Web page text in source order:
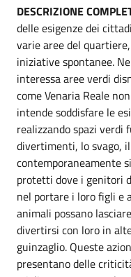
DESCRIZIONE
delle esigenze dei
varie aree del
iniziative spontanee.
interessa aree verdi
come Venaria Reale
intende soddisfare le
realizzando spazi verdi
divertimenti, lo svago,
contemporaneamente
protetti dove i genitori
nel portare i loro figli e
animali possano
divertirsi con loro in
guinzaglio. Queste
presentano delle